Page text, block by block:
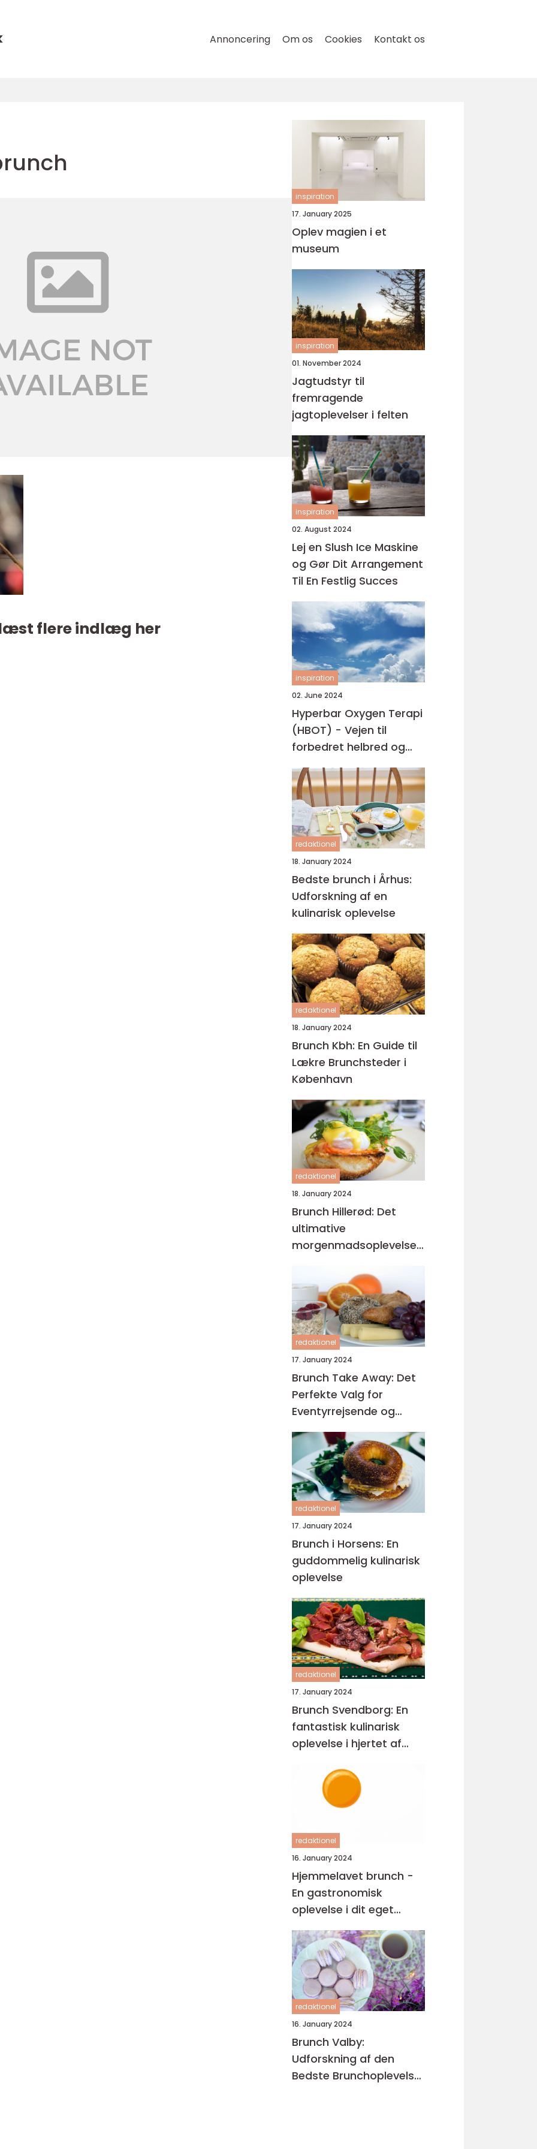
Annoncering Om os Cookies Kontakt os
flere indlæg her
inspiration
17. January 2025
Oplev magien i et
museum
inspiration
01. November 2024
Jagtudstyr til
fremragende
jagtoplevelser i felten
inspiration
02. August 2024
Lej en Slush Ice Maskine
og Gør Dit Arrangement
Til En Festlig Succes
inspiration
02. June 2024
Hyperbar Oxygen Terapi
(HBOT) - Vejen til
forbedret helbred og
velvære
redaktionel
18. January 2024
Bedste brunch i Århus:
Udforskning af en
kulinarisk oplevelse
redaktionel
18. January 2024
Brunch Kbh: En Guide til
Lækre Brunchsteder i
København
redaktionel
18. January 2024
Brunch Hillerød: Det
ultimative
morgenmadsoplevelse
backpackere
redaktionel
17. January 2024
Brunch Take Away: Det
Perfekte Valg for
Eventyrrejsende og
Backpackere
redaktionel
17. January 2024
Brunch i Horsens: En
guddommelig kulinarisk
oplevelse
redaktionel
17. January 2024
Brunch Svendborg: En
fantastisk kulinarisk
oplevelse i hjertet af
redaktionel
16. January 2024
Hjemmelavet brunch -
En gastronomisk
oplevelse i dit eget
køkken
redaktionel
16. January 2024
Brunch Valby:
Udforskning af den
Bedste Brunchoplevelse